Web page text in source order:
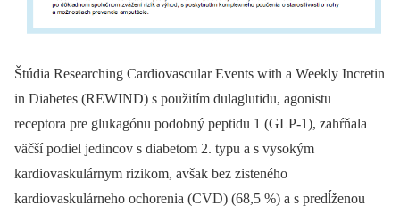
Štúdia Researching Cardiovascular Events with a Weekly Incretin
in Diabetes (REWIND) s použitím dulaglutidu, agonistu
receptora pre glukagónu podobný peptidu 1 (GLP-1), zahŕňala
väčší podiel jedincov s diabetom 2. typu a s vysokým
kardiovaskulárnym rizikom, avšak bez zisteného
kardiovaskulárneho ochorenia (CVD) (68,5 %) a s predĺženou